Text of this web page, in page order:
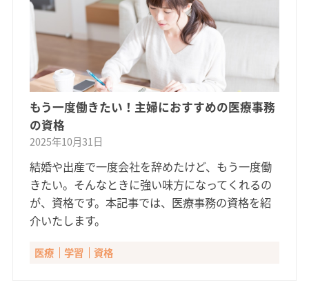
もう一度働きたい！主婦におすすめの医療事務
の資格
2025年10月31日
結婚や出産で一度会社を辞めたけど、もう一度働
きたい。そんなときに強い味方になってくれるの
が、資格です。本記事では、医療事務の資格を紹
介いたします。
医療 学習 資格